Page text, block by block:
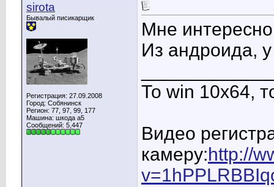
sirota
Бывалый писикарщик
Регистрация: 27.09.2008
Город: Собянинск
Регион: 77, 97, 99, 177
Машина: шкода а5
Сообщений: 5,447
Мне
Из андроида,
То win 10х64,
Видео
камеру:http://